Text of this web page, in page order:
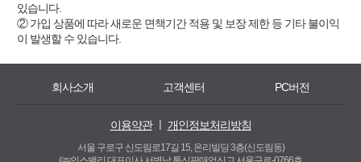
있습니다.
② 가입 상품에 따라 새로운 면책기간 적용 및 보장 제한 등 기타 불이익
이 발생할 수 있습니다.
회사소개 고객센터 PC버전
이용약관ㅣ 개인정보처리방침
서울 구로구 신도림로17길 15, 온리빌딩 3층(신도림동)